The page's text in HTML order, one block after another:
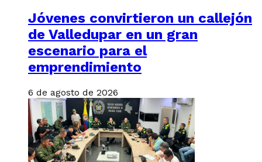
Jóvenes convirtieron un callejón
de Valledupar en un gran
escenario para el
emprendimiento
6 de agosto de 2026